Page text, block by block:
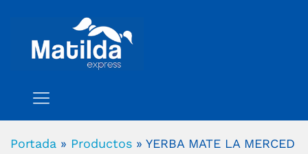
Portada » Productos » YERBA MATE LA MERCED